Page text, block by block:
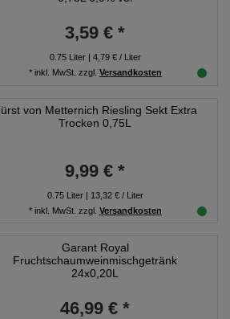
3,59 € *
0.75Liter| 4,79 € / Liter
* inkl. MwSt. zzgl. Versandkosten
von Metternich Riesling Sekt Extra
Trocken 0,75L
9,99 € *
0.75Liter| 13,32 € / Liter
* inkl. MwSt. zzgl. Versandkosten
Garant Royal
Fruchtschaumweinmischgetränk
24x0,20L
46,99 € *